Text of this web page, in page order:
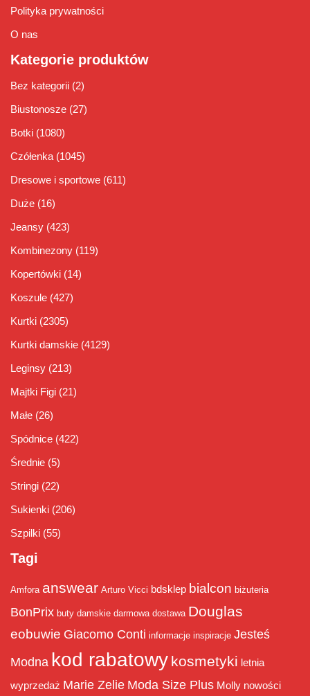
Polityka prywatności
O nas
Kategorie produktów
Bez kategorii (2)
Biustonosze (27)
Botki (1080)
Czółenka (1045)
Dresowe i sportowe (611)
Duże (16)
Jeansy (423)
Kombinezony (119)
Kopertówki (14)
Koszule (427)
Kurtki (2305)
Kurtki damskie (4129)
Leginsy (213)
Majtki Figi (21)
Małe (26)
Spódnice (422)
Średnie (5)
Stringi (22)
Sukienki (206)
Szpilki (55)
Tagi
Amfora answear Arturo Vicci bdsklep bialcon biżuteria
BonPrix buty damskie darmowa dostawa Douglas
eobuwie Giacomo Conti informacje inspiracje Jesteś
Modna kod rabatowy kosmetyki letnia
wyprzedaż Marie Zelie Moda Size Plus Molly nowości